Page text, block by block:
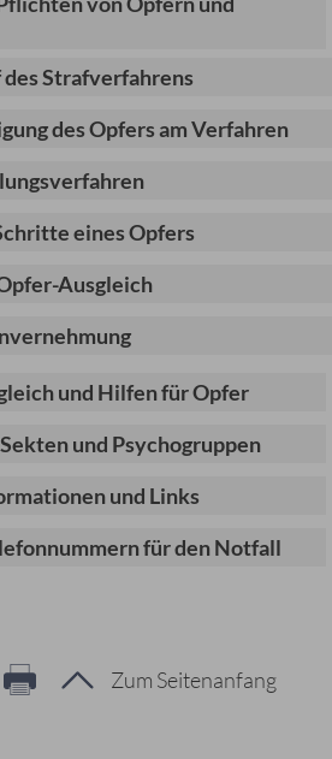
Strafverfahrens
des Opfers am Verfahren
eines Opfers
Ausgleich
und Hilfen für Opfer
und Psychogruppen
und Links
für den Notfall
Zum Seitenanfang